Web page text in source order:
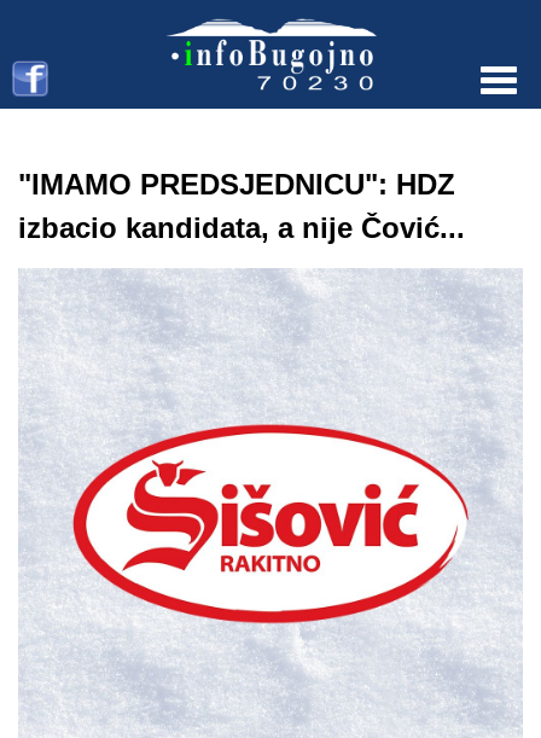
"IMAMO PREDSJEDNICU": HDZ
izbacio kandidata, a nije Čović...